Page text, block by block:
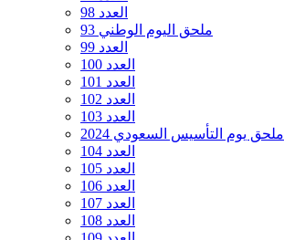
العدد 98
ملحق اليوم الوطني 93
العدد 99
العدد 100
العدد 101
العدد 102
العدد 103
ملحق يوم التأسيس السعودي 2024
العدد 104
العدد 105
العدد 106
العدد 107
العدد 108